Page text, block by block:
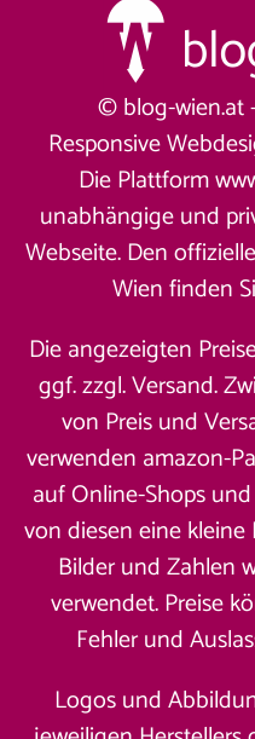
© blog-wien.at
Responsive
Die Plattform
unabhängige und
Webseite. Den
Wien finden
Die angezeigten
ggf. zzgl. Versand.
von Preis und
verwenden amazon-
auf Online-Shops
von diesen eine kleine
Bilder und Zahlen
verwendet. Preise
Fehler und
Logos und